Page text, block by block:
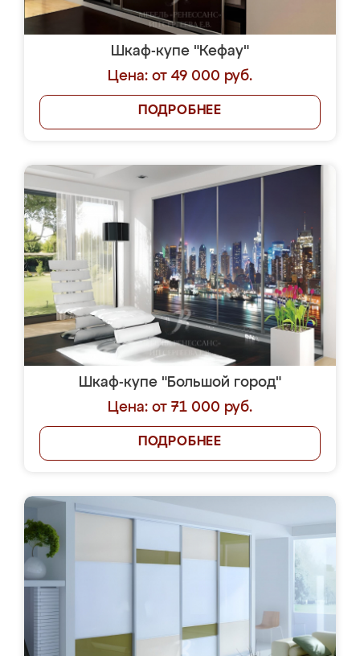
Шкаф-купе "Кефау"
Цена: от 49 000 руб.
ПОДРОБНЕЕ
Шкаф-купе "Большой город"
Цена: от 71 000 руб.
ПОДРОБНЕЕ